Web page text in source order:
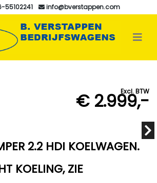
55102241 info@bverstappen.com
Excl. BTW
€ 2.999,-
2.2 HDI KOELWAGEN.
KOELING, ZIE